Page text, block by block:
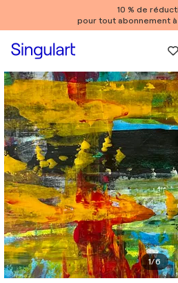
10 % de
pour tout abonnement
1/6